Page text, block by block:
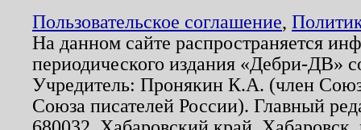
Пользовательское соглашение,
На данном сайте распространяется
периодического издания «Дебри-ДВ»
Учредитель: Пронякин К.А. (член
Союза писателей России). Главный